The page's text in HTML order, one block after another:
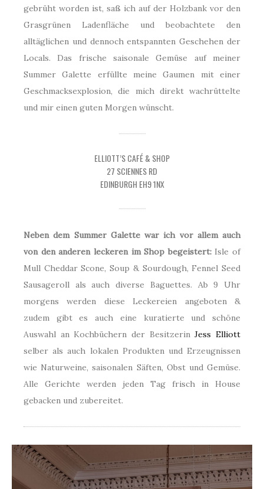
gebrüht worden ist, saß ich auf der Holzbank vor den
Grasgrünen Ladenfläche und beobachtete den
alltäglichen und dennoch entspannten Geschehen der
Locals. Das frische saisonale Gemüse auf meiner
Summer Galette erfüllte meine Gaumen mit einer
Geschmacksexplosion, die mich direkt wachrüttelte
und mir einen guten Morgen wünscht.
ELLIOTT’S CAFÉ & SHOP
27 SCIENNES RD
EDINBURGH EH9 1NX
Neben dem Summer Galette war ich vor allem auch
von den anderen leckeren im Shop begeistert:Isle of
Mull Cheddar Scone, Soup & Sourdough, Fennel Seed
Sausageroll als auch diverse Baguettes. Ab 9 Uhr
morgens werden diese Leckereien angeboten &
zudem gibt es auch eine kuratierte und schöne
Auswahl an Kochbüchern der BesitzerinJess Elliott
selber als auch lokalen Produkten und Erzeugnissen
wie Naturweine, saisonalen Säften, Obst und Gemüse.
Alle Gerichte werden jeden Tag frisch in House
gebacken und zubereitet.